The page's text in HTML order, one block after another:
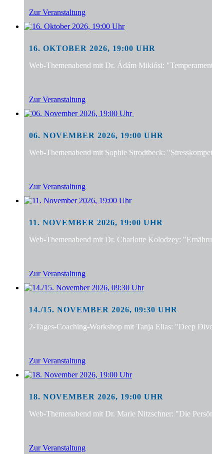
Zur Veranstaltung
16. OKTOBER 2026, 19:00 UHR
Web-Themenabend mit Dr. Ádám Miklósi:
Zur Veranstaltung
06. NOVEMBER 2026, 19:00 UHR
Web-Themenabend mit Sophie Strodtbeck:
Zur Veranstaltung
11. NOVEMBER 2026, 19:00 UHR
Web-Themenabend mit Dr. Charlotte Kolodzey:
Zur Veranstaltung
14./15. NOVEMBER 2026, 09:30 UHR
2-Tages-Coaching-Workshop mit Tanja Elias: "Deep
Zur Veranstaltung
18. NOVEMBER 2026, 19:00 UHR
Web-Themenabend mit Dr. Marie Nitzschner: "Die
Zur Veranstaltung